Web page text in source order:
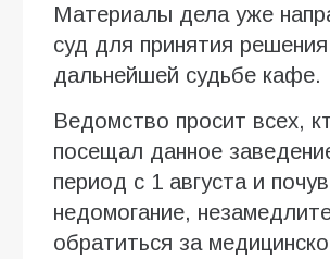
Материалы дела уже
суд для принятия
дальнейшей судьбе кафе.
Ведомство просит всех,
посещал данное
период с 1 августа и
недомогание,
обратиться за